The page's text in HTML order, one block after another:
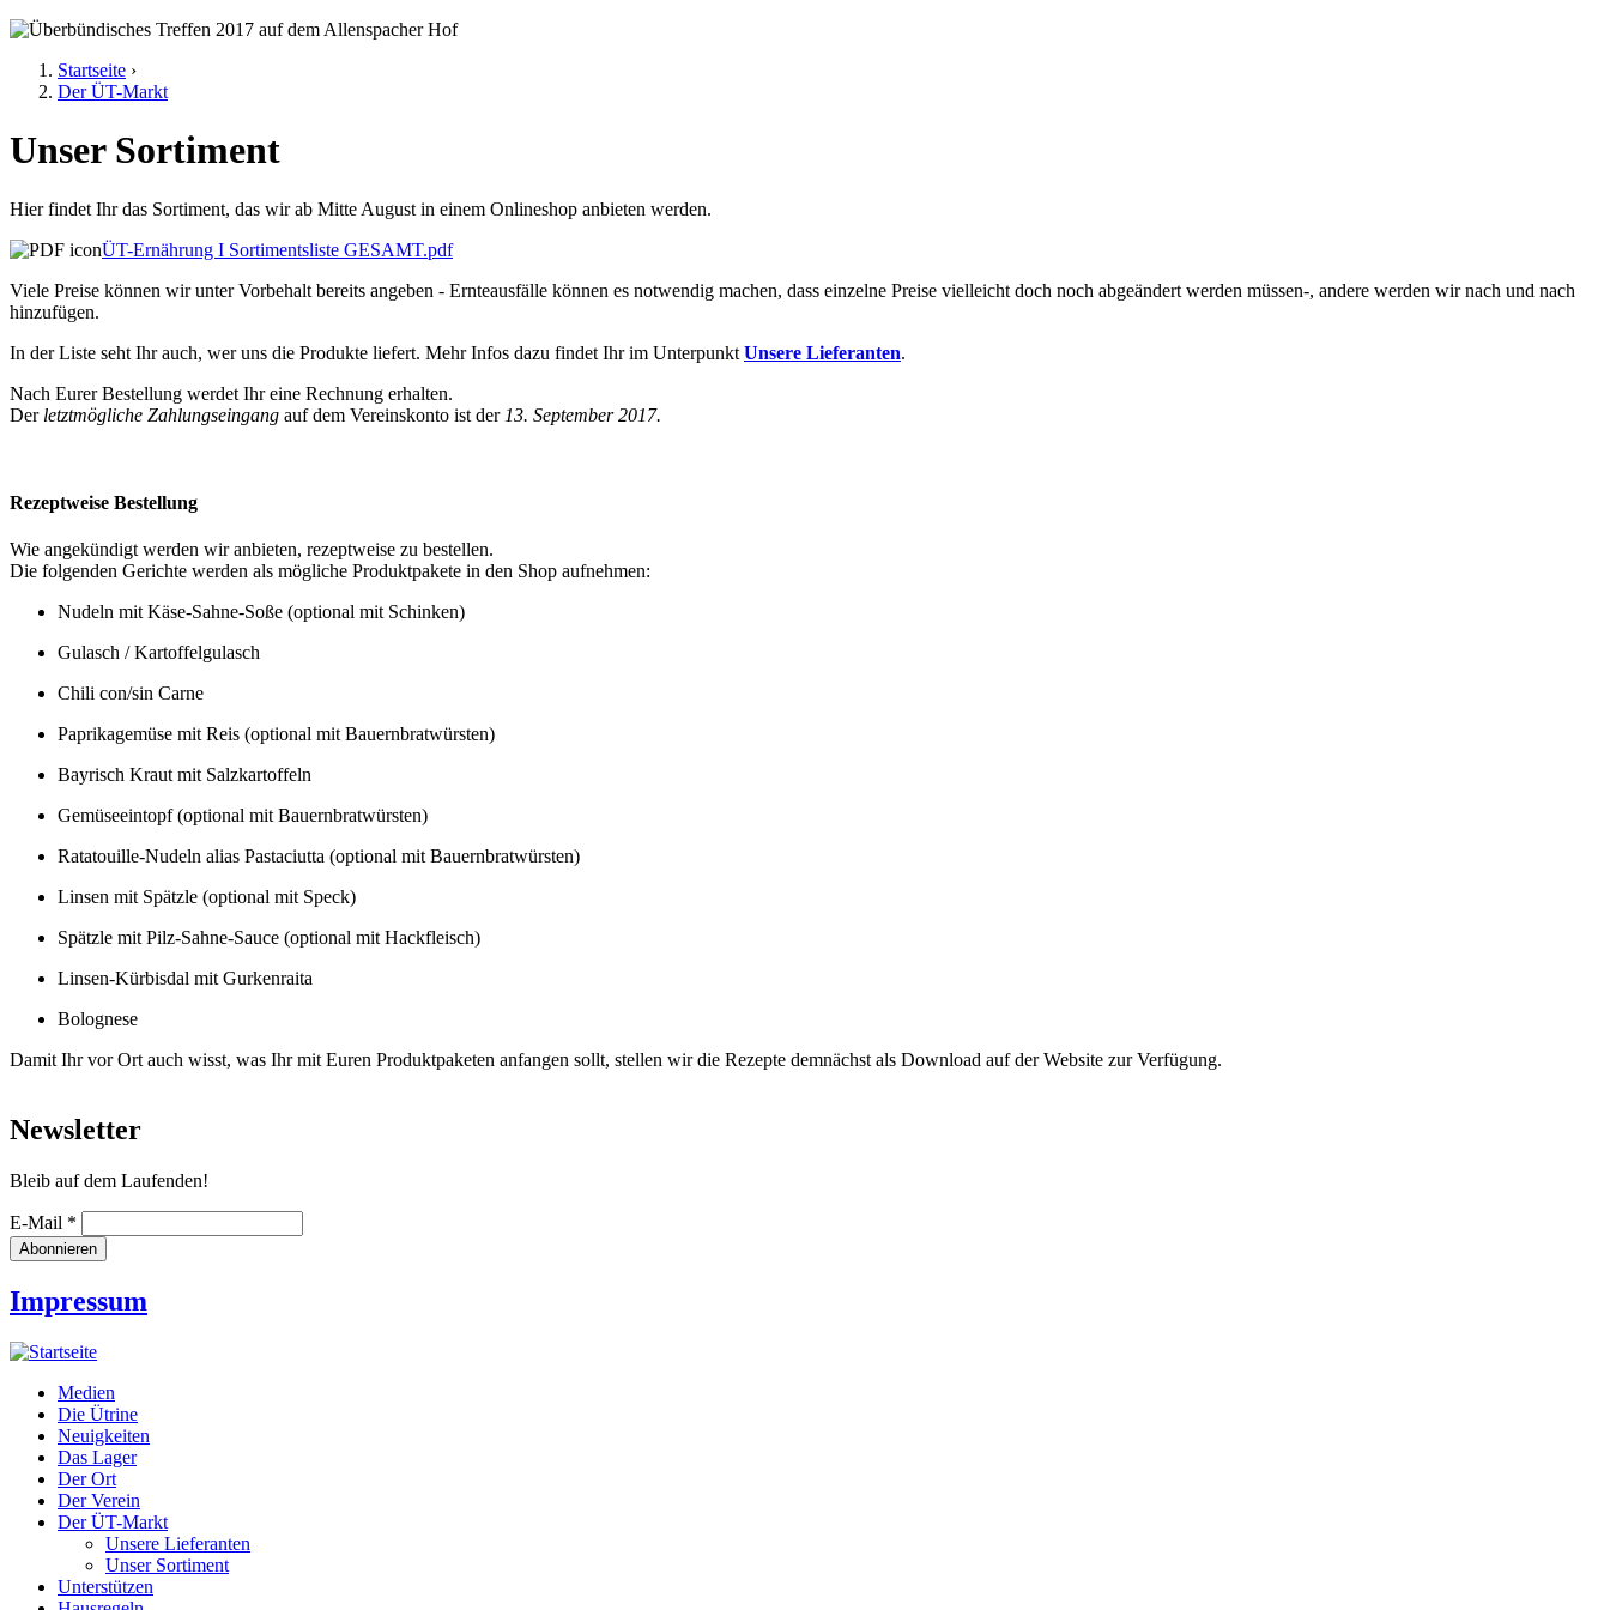
Jump to navigation
Überbündisches
Treffen 2017
Allenspacher Hof
Sie sind hier
Startseite ›
Der ÜT-Markt
Unser Sortiment
Hier findet Ihr das Sortiment, das wir ab Mitte August in einem Onlineshop anbieten werden.
ÜT-Ernährung I Sortimentsliste GESAMT.pdf
Viele Preise können wir unter Vorbehalt bereits angeben - Ernteausfälle können es notwendig machen, dass einzelne Preise vielleicht doch noch abgeändert werden müssen-, andere werden wir nach und nach
hinzufügen.
In der Liste seht Ihr auch, wer uns die Produkte liefert. Mehr Infos dazu findet Ihr im Unterpunkt Unsere Lieferanten.
Nach Eurer Bestellung werdet Ihr eine Rechnung erhalten.
Der letztmögliche Zahlungseingang auf dem Vereinskonto ist der 13. September 2017.
Rezeptweise Bestellung
Wie angekündigt werden wir anbieten, rezeptweise zu bestellen.
Die folgenden Gerichte werden als mögliche Produktpakete in den Shop aufnehmen:
Nudeln mit Käse-Sahne-Soße (optional mit Schinken)
Gulasch / Kartoffelgulasch
Chili con/sin Carne
Paprikagemüse mit Reis (optional mit Bauernbratwürsten)
Bayrisch Kraut mit Salzkartoffeln
Gemüseeintopf (optional mit Bauernbratwürsten)
Ratatouille-Nudeln alias Pastaciutta (optional mit Bauernbratwürsten)
Linsen mit Spätzle (optional mit Speck)
Spätzle mit Pilz-Sahne-Sauce (optional mit Hackfleisch)
Linsen-Kürbisdal mit Gurkenraita
Bolognese
Damit Ihr vor Ort auch wisst, was Ihr mit Euren Produktpaketen anfangen sollt, stellen wir die Rezepte demnächst als Download auf der Website zur Verfügung.
Newsletter
Bleib auf dem Laufenden!
E-Mail *
Impressum
Medien
Die Ütrine
Neuigkeiten
Das Lager
Der Ort
Der Verein
Der ÜT-Markt
Unsere Lieferanten
Unser Sortiment
Unterstützen